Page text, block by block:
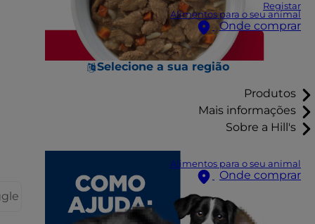
Registar
Alimentos para o seu animal
Onde comprar
Selecione a sua região
Produtos
Mais informações
Sobre a Hill's
Alimentos para o seu animal
Onde comprar